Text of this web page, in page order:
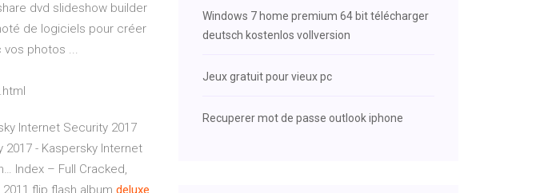
dvd slideshow builder
de logiciels pour créer
vos photos ...
Internet Security 2017
2017 - Kaspersky Internet
Index – Full Cracked,
2011 flip flash album deluxe
Windows 7 home premium 64 bit télécharger
deutsch kostenlos vollversion
Jeux gratuit pour vieux pc
Recuperer mot de passe outlook iphone